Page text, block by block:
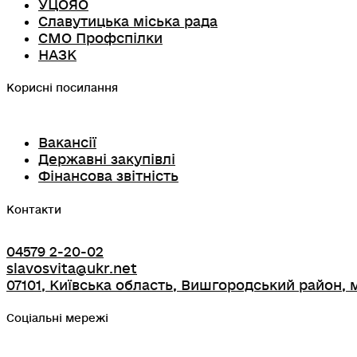
УЦОЯО
Славутицька міська рада
СМО Профспілки
НАЗК
Корисні посилання
Вакансії
Державні закупівлі
Фінансова звітність
Контакти
04579 2-20-02
slavosvita@ukr.net
07101, Київська область, Вишгородський район,
Соціальні мережі